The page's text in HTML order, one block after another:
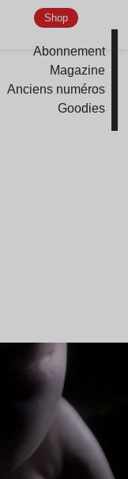
Shop
Abonnement
Magazine
Anciens numéros
Goodies